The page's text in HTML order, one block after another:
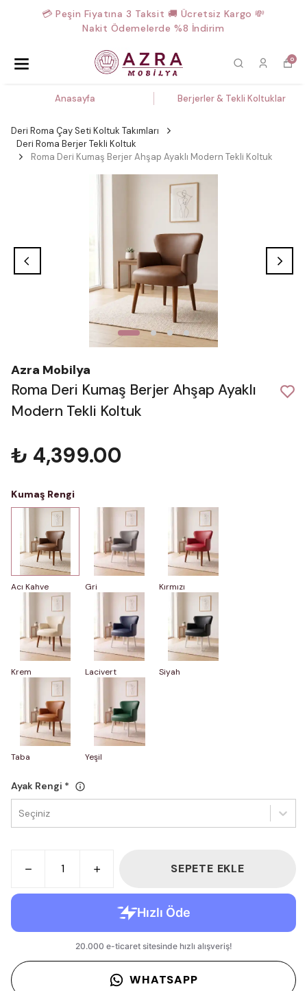
💳 Peşin Fiyatına 3 Taksit 🚚 Ücretsiz Kargo 💸
Nakit Ödemelerde %8 İndirim
0
Anasayfa Berjerler & Tekli Koltuklar
Deri Roma Çay Seti Koltuk Takımları
Deri Roma Berjer Tekli Koltuk
Roma Deri Kumaş Berjer Ahşap Ayaklı Modern Tekli Koltuk
Azra Mobilya
Roma Deri Kumaş Berjer Ahşap Ayaklı
Modern Tekli Koltuk
₺ 4,399.00
Kumaş Rengi
Acı Kahve Gri Kırmızı
Krem Lacivert Siyah
Taba Yeşil
Ayak Rengi *
Seçiniz
SEPETE EKLE
WHATSAPP